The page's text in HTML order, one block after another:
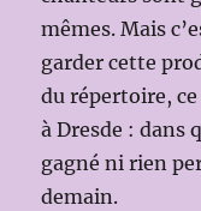
mêmes. Mais
garder cette
du répertoire,
à Dresde : dans
gagné ni rien
demain.